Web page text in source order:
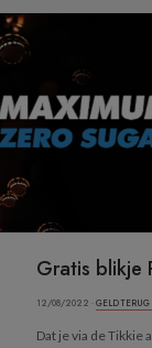
Gratis blikje
12/08/2022 ·GELD
Dat je via de Tikkie